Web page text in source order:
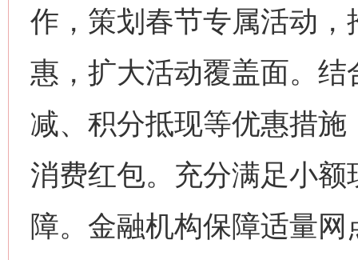
作，策划春节专属活动
惠，扩大活动覆盖面。
减、积分抵现等优惠措
消费红包。充分满足小
障。金融机构保障适量